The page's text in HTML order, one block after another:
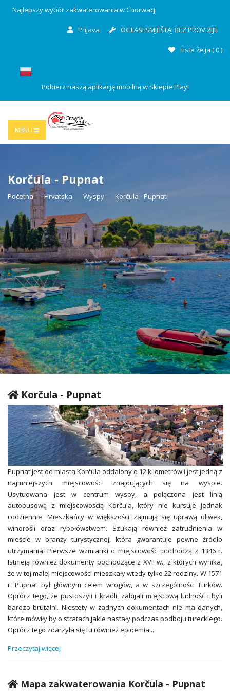
Najlepszy wybór zakwaterowania w Chorwacji
Prijava OGLASI SMJEŠTAJ BEZ PROVIZIJE
Lista želja (0)
Pobierz naszą aplikację mobilną w Sklepie Play!
MENU
Korčula - Pupnat
Početna Hrvatska Wyspy Korčula - Pupnat
Korčula - Pupnat
Pupnat jest od miasta Korčula oddalony o 12 kilometrów i jest jedną z
najmniejszych miejscowości znajdujących się na wyspie.
Usytuowana jest w centrum wyspy, a połączona jest linią
autobusową z miejscowością Korčula, który nie kursuje jednak
codziennie. Mieszkańcy w większości zajmują się uprawą oliwek,
winorośli oraz rybołówstwem. Szukają również zatrudnienia w
mieście w branży turystycznej, która gwarantuje pewne źródło
utrzymania. Pierwsze wzmianki o miejscowości pochodzą z 1346 r.
Istnieją również dokumenty pochodzące z XVII w., z których wynika,
że w tej małej miejscowości mieszkały wtedy tylko 22 rodziny. W 1571
r. Pupnat był głównym celem wrogów, a w szczególności Turków.
Oprócz tego, że pustoszyli i kradli, zabijali miejscową ludność i byli
bardzo brutalni. Niestety w żadnych dokumentach nie ma danych,
które mówiły by o stratach jakie nastały podczas podboju tureckiego.
Oprócz tego zdarzyła się tu również epidemia...
Przeczytaj więcej
Mapa zakwaterowania Korčula - Pupnat